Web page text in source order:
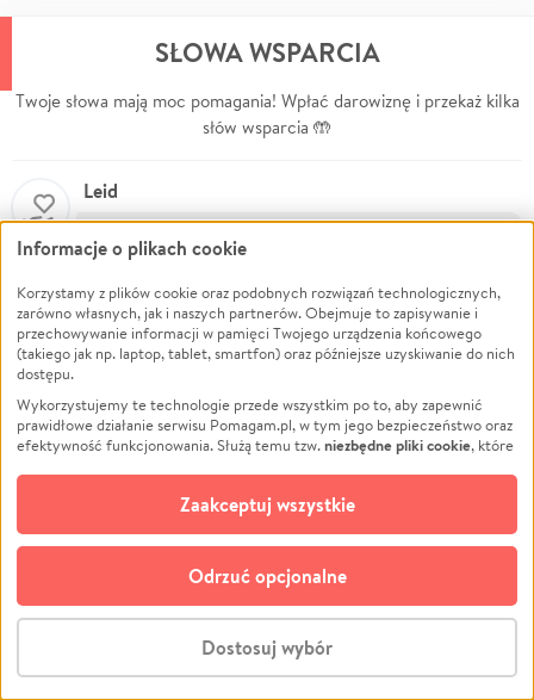
SŁOWA WSPARCIA
Twoje słowa mają moc pomagania! Wpłać darowiznę i przekaż kilka
słów wsparcia 🤲
Leid
Trzymaj się, Koteńku! <3
Benuś Mruczuś
15.08.2025
❤️🐾
Wpłaty:112
Stwórz zbiórkę - za darmo
Informacje o plikach cookie
Korzystamy z plików cookie oraz podobnych rozwiązań technologicznych,
zarówno własnych, jak i naszych partnerów. Obejmuje to zapisywanie i
przechowywanie informacji w pamięci Twojego urządzenia końcowego
(takiego jak np. laptop, tablet, smartfon) oraz późniejsze uzyskiwanie do nich
dostępu.
Wykorzystujemy te technologie przede wszystkim po to, aby zapewnić
prawidłowe działanie serwisu Pomagam.pl, w tym jego bezpieczeństwo oraz
efektywność funkcjonowania. Służą temu tzw.niezbędne pliki cookie, które
opcjonalnych plików cookie
technologii do celów analitycznych i retargetingowych. Możesz wyrazić
zgodę na ich stosowanie lub jej odmówić. W dowolnym momencie masz
możliwość zmiany swoich preferencji na stronie „Zarządzaj zgodami cookie”,
do której link znajdziesz w stopce serwisu Pomagam.pl. Opcjonalne pliki
cookie wykorzystywane są w następujących celach:
działanie serwisu Pomagam.pl. Dzięki nim możemy zrozumieć, jak
użytkownicy korzystają z naszego serwisu – skąd trafiają do serwisu, jak
Dostosuj wybór
Odrzuć opcjonalne
Zaakceptuj wszystkie